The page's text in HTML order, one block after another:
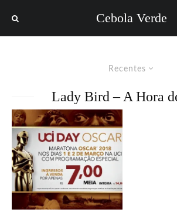
Cebola Verde
Recentes
Lady Bird – A Hora